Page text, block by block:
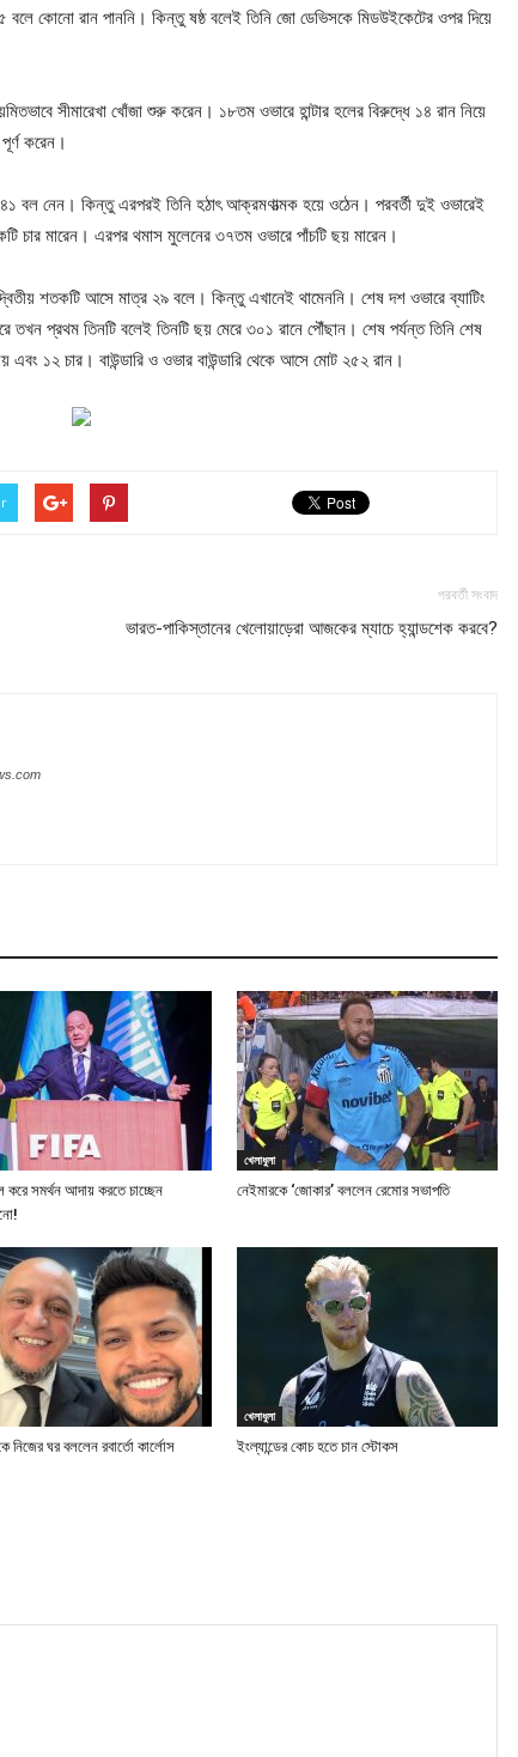
বলে কোনো রান পাননি। কিন্তু ষষ্ঠ বলেই তিনি জো ডেভিসকে মিডউইকেটের ওপর দিয়ে
সীমারেখা খোঁজা শুরু করেন। ১৮তম ওভারে হান্টার হলের বিরুদ্ধে ১৪ রান নিয়ে
করেন।
বল নেন। কিন্তু এরপরই তিনি হঠাৎ আক্রমণাত্মক হয়ে ওঠেন। পরবর্তী দুই ওভারেই
চার মারেন। এরপর থমাস মুলেনের ৩৭তম ওভারে পাঁচটি ছয় মারেন।
শতকটি আসে মাত্র ২৯ বলে। কিন্তু এখানেই থামেননি। শেষ দশ ওভারে ব্যাটিং
তখন প্রথম তিনটি বলেই তিনটি ছয় মেরে ৩০১ রানে পৌঁছান। শেষ পর্যন্ত তিনি শেষ
১২ চার। বাউন্ডারি ও ওভার বাউন্ডারি থেকে আসে মোট ২৫২ রান।
পরবর্তী সংবাদ
ভারত-পাকিস্তানের খেলোয়াড়েরা আজকের ম্যাচে হ্যান্ডশেক করবে?
করে সমর্থন আদায় করতে চাচ্ছেন
খেলাধুলা
নেইমারকে ‘জোকার’ বললেন রেমোর সভাপতি
নিজের ঘর বললেন রবার্তো কার্লোস
খেলাধুলা
ইংল্যান্ডের কোচ হতে চান স্টোকস